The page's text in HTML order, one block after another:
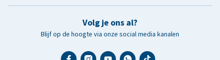
Volg je ons al?
Blijf op de hoogte via onze social media kanalen